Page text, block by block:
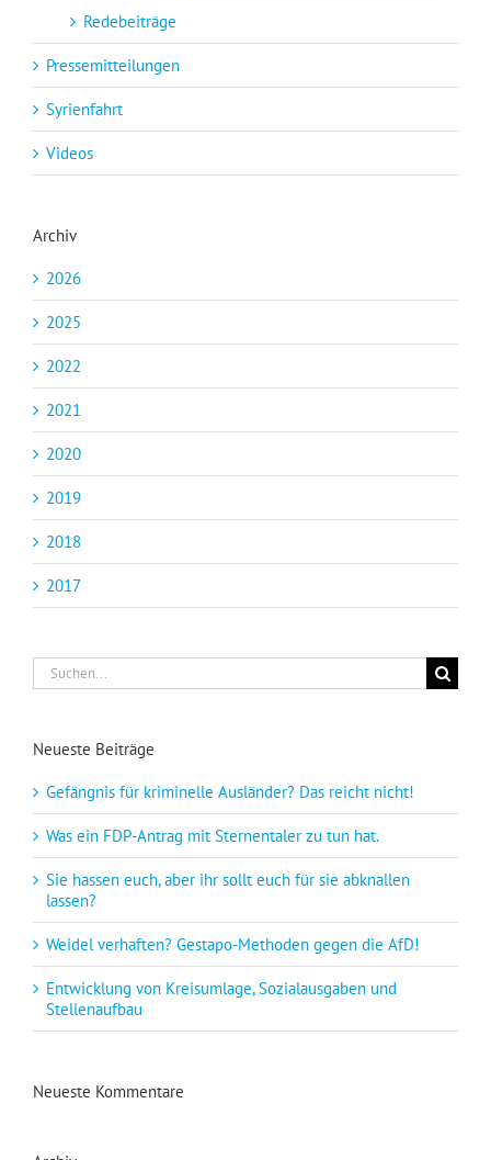
Redebeiträge
Pressemitteilungen
Syrienfahrt
Videos
Archiv
2026
2025
2022
2021
2020
2019
2018
2017
Suche
nach:
Neueste Beiträge
Gefängnis für kriminelle Ausländer? Das reicht nicht!
Was ein FDP-Antrag mit Sternentaler zu tun hat.
Sie hassen euch, aber ihr sollt euch für sie abknallen
lassen?
Weidel verhaften? Gestapo-Methoden gegen die AfD!
Entwicklung von Kreisumlage, Sozialausgaben und
Stellenaufbau
Neueste Kommentare